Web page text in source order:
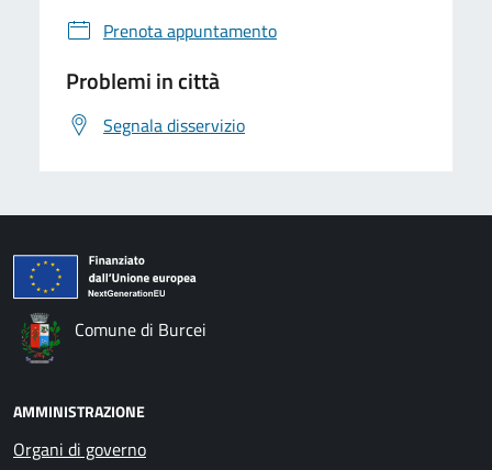
Prenota appuntamento
Problemi in città
Segnala disservizio
Comune di Burcei
AMMINISTRAZIONE
Organi di governo